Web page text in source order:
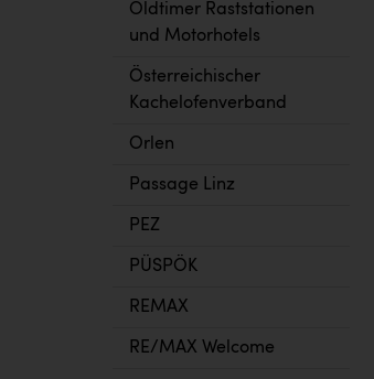
Oldtimer Raststationen
und Motorhotels
Österreichischer
Kachelofenverband
Orlen
Passage Linz
PEZ
PÜSPÖK
REMAX
RE/MAX Welcome